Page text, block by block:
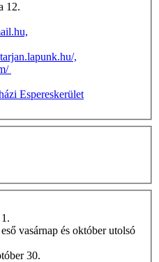
12.
,
Espereskerület
és otóber 30.